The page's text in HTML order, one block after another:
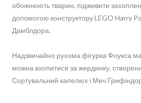
обожнюють тварин, підживити
допомогою конструктору LEGO Harry
Дамблдора.
Надзвичайно рухома фігурка Фоукса має
можна вхопитися за жердинку,
Сортувальний капелюх і Меч